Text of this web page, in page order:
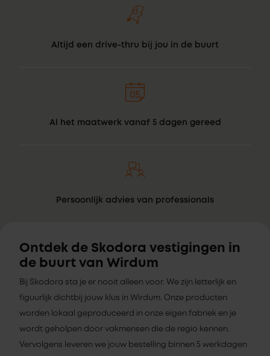
Altijd een drive-thru bij jou in de buurt
Al het maatwerk vanaf 5 dagen gereed
Persoonlijk advies van professionals
Ontdek de Skodora vestigingen in
de buurt van Wirdum
Bij Skodora sta je er nooit alleen voor. We zijn letterlijk en
figuurlijk dichtbij jouw klus in Wirdum. Onze producten
worden lokaal geproduceerd in onze eigen fabriek en je
wordt geholpen door vakmensen die de regio kennen.
Vervolgens leveren we jouw bestelling binnen 5 werkdagen